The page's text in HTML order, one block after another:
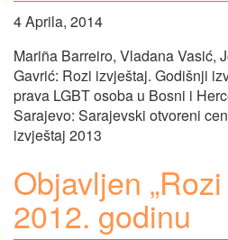
4 Aprila, 2014
Mariña Barreiro, Vladana Vasić,
Gavrić: Rozi izvještaj. Godišnji
prava LGBT osoba u Bosni i
Sarajevo: Sarajevski otvoreni
izvještaj 2013
Objavljen
2012. godinu